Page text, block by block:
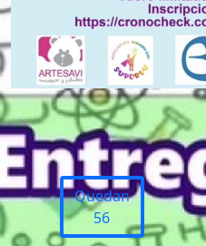
Quedan
56